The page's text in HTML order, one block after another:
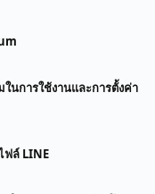
นการใช้งานและการตั้งค่า
ล์ LINE